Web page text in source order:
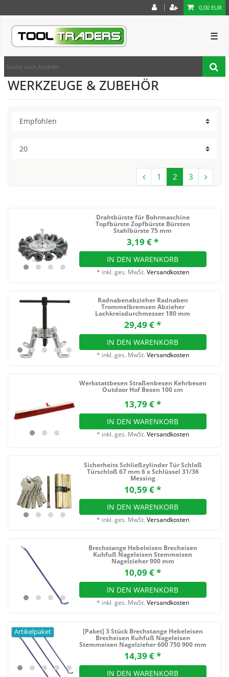
0,00 EUR
☰
WERKZEUGE & ZUBEHÖR
1 2 3
Drahtbürste für Bohrmaschine
Topfbürste Zopfbürste Bürsten
Stahlbürste 75 mm
3,19 € *
IN DEN WARENKORB
* inkl. ges. MwSt. Versandkosten
Radnabenabzieher Radnaben
Trommelbremsen Abzieher
Lochkreisdurchmesser 180 mm
29,49 € *
IN DEN WARENKORB
* inkl. ges. MwSt. Versandkosten
Werkstattbesen Straßenbesen Kehrbesen
Outdoor Hof Besen 100 cm
13,79 € *
IN DEN WARENKORB
* inkl. ges. MwSt. Versandkosten
Sicherheits Schließzylinder Tür Schloß
Türschloß 67 mm 6 x Schlüssel 31/36
Messing
10,59 € *
IN DEN WARENKORB
* inkl. ges. MwSt. Versandkosten
Brechstange Hebeleisen Brecheisen
Kuhfuß Nageleisen Stemmeisen
Nagelzieher 900 mm
10,09 € *
IN DEN WARENKORB
* inkl. ges. MwSt. Versandkosten
Artikelpaket [Paket] 3 Stück Brechstange Hebeleisen
Brecheisen Kuhfuß Nageleisen
Stemmeisen Nagelzieher 600 750 900 mm
14,39 € *
IN DEN WARENKORB